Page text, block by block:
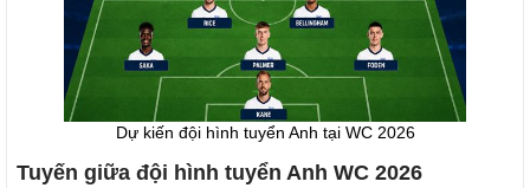
Dự kiến đội hình tuyển Anh tại WC 2026
Tuyến giữa đội hình tuyển Anh WC 2026